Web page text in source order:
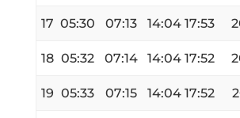
17 05:30 07:13 14:04 17:53
18 05:32 07:14 14:04 17:52
19 05:33 07:15 14:04 17:52